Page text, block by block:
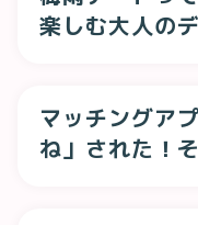
楽しむ大人の
マッチングア
ね」された！